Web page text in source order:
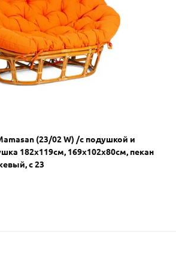
(23/02 W) /с подушкой и
182х119см, 169х102х80см, пекан
с 23